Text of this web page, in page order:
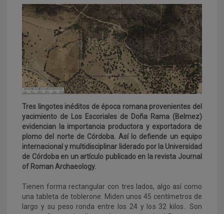
Tres lingotes inéditos de época romana provenientes del
yacimiento de Los Escoriales de Doña Rama (Belmez)
evidencian la importancia productora y exportadora de
plomo del norte de Córdoba. Así lo defiende un equipo
internacional y multidisciplinar liderado por la Universidad
de Córdoba en un artículo publicado en la revista Journal
of Roman Archaeology.
Tienen forma rectangular con tres lados, algo así como
una tableta de toblerone. Miden unos 45 centímetros de
largo y su peso ronda entre los 24 y los 32 kilos.. Son